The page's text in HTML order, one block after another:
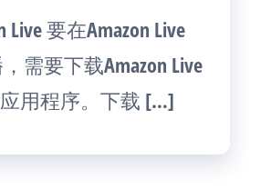
Live 要在Amazon Live
需要下载Amazon Live
应用程序。下载 […]